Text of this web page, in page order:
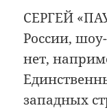
СЕРГЕЙ
России,
нет,
западных